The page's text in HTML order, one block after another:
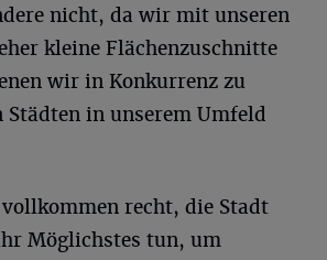
nicht, da wir mit unseren
kleine Flächenzuschnitte
wir in Konkurrenz zu
Städten in unserem Umfeld
recht, die Stadt
Möglichstes tun, um